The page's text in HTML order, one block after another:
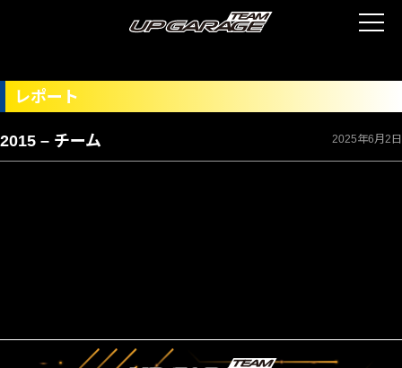
レポート
2015 – チーム 2025年6月2日